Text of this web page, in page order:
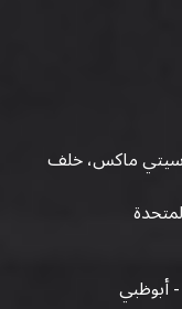
فندق سيتي ماكس، خلف